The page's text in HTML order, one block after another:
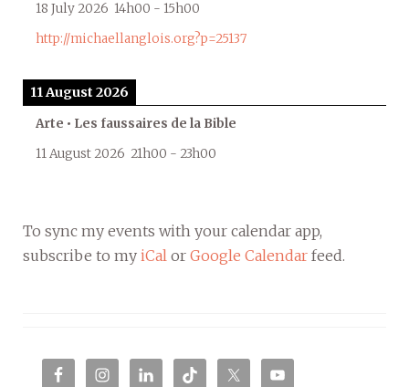
18 July 2026 14h00 - 15h00
http://michaellanglois.org?p=25137
11 August 2026
Arte • Les faussaires de la Bible
11 August 2026 21h00 - 23h00
To sync my events with your calendar app,
subscribe to my iCal or Google Calendar feed.